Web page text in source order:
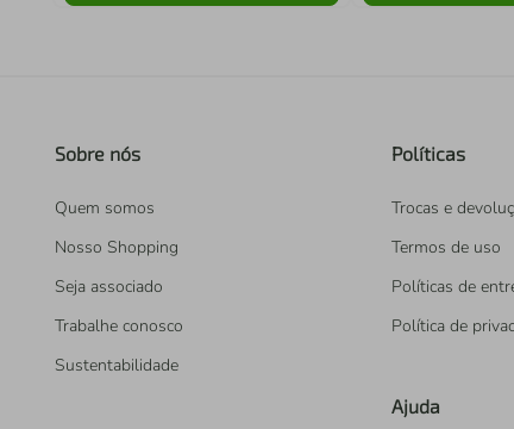
Sobre nós
Quem somos
Nosso Shopping
Seja associado
Trabalhe conosco
Sustentabilidade
Políticas
Trocas e
Termos de uso
Políticas de
Política de
Ajuda